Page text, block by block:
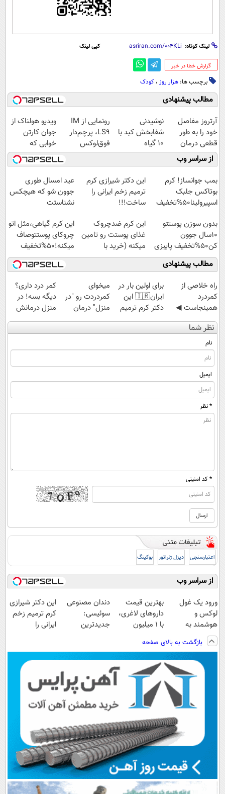
لینک کوتاه: کپی لینک
‌گزارش خطا در خبر
برچسب ها: هزار روز ، کودک
مطالب پیشنهادی
آرتروز مفاصل
خود را به طور
قطعی درمان
کنید!
◗پرسش‌نامه◖
نوشیدنی
شفابخش کبد با
10 گیاه
موثر(تخفیف تا
امشب)
رونمایی از IM
LS9، پرچم‌دار
فوق‌لوکس
EREV وارد بازار
ایران شد
ویدیو هولناک از
جوان کارتن
خوابی که
میلیاردر شد.
آموزش رایگان
از سراسر وب
بمب جوانساز! کرم
بوتاکس جلبک
اسپیرولینا50%تخفیف
این دکتر شیرازی کرم
ترمیم زخم ایرانی را
ساخت!!!
عید امسال طوری
جوون شو که هیچکس
نشناستت
بدون سوزن پوستتو
10سال جوون
کن50%تخفیف پاییزی
این کرم ضدچروک
غذای پوستت رو تامین
میکنه (خرید با
40%تخفیف)
این کرم گیاهی،مثل اتو
چروکای پوستتوصاف
میکنه!50%تخفیف
مطالب پیشنهادی
‌راه خلاصی از
کمردرد
همینجاست ◀
فقط کافیه فرم
رو پر کنی!
برای اولین بار در
ایران🇮🇷 این
دکتر کرم ترمیم
کننده 23 روزه
ساخت!
میخوای
کمردردت رو "در
منزل" درمان
کنی؟ (◂فیلم +
◂پرسش‌نامه)
کمر درد داری؟
دیگه بسه! در
منزل درمانش
کن
(◀پرسش‌نامه)
نظر شما
نام
ایمیل
* نظر
* کد امنیتی
اعتبارسنجی دیزل ژنراتور بوکینگ
از سراسر وب
ورود یک غول
لوکس و
هوشمند به
ایران، IM LS9
رسماً رونمایی
بهترین قیمت
داروهای لاغری،
با ۱ میلیون
از داروخانه‌
دندان مصنوعی
سوئیسی:
جدیدترین
پرداخت قسطی
این دکتر شیرازی
کرم ترمیم زخم
ایرانی را
بازگشت به بالای صفحه